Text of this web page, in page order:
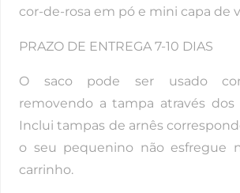
cor-de-rosa em pó e mini capa de
PRAZO DE ENTREGA 7-10 DIAS
O saco pode ser usado
removendo a tampa através dos
Inclui tampas de arnês
o seu pequenino não esfregue
carrinho.